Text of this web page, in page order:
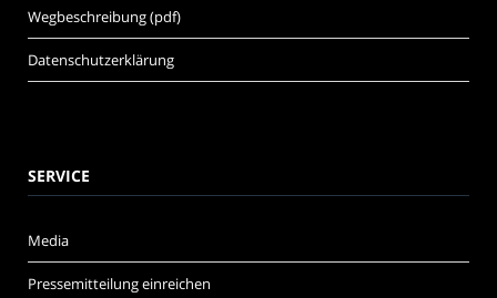
Wegbeschreibung (pdf)
Datenschutzerklärung
SERVICE
Media
Pressemitteilung einreichen